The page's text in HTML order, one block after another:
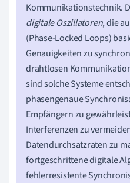
Kommunikationstechnik.
digitale Oszillatoren, die
(Phase-Locked Loops)
Genauigkeiten zu
drahtlosen
sind solche Systeme
phasengenaue
Empfängern zu
Interferenzen zu
Datendurchsatzraten zu
fortgeschrittene digitale
fehlerresistente